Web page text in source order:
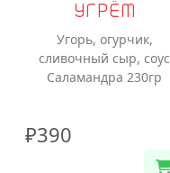
УГРЁМ
Угорь, огурчик,
сливочный сыр, соус
Саламандра 230гр
₽390